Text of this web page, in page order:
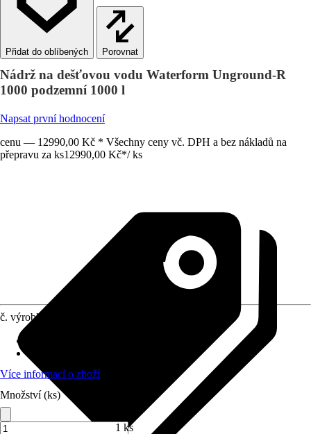
Porovnat
Nádrž na dešťovou vodu Waterform Unground-R
1000 podzemní 1000 l
Napsat první hodnocení
cenu — 12990,00 Kč * Všechny ceny vč. DPH a bez nákladů na
přepravu za ks12990,00 Kč*/ ks
č. výrobku
Více informací o zboží
Množství (ks)
1 ks